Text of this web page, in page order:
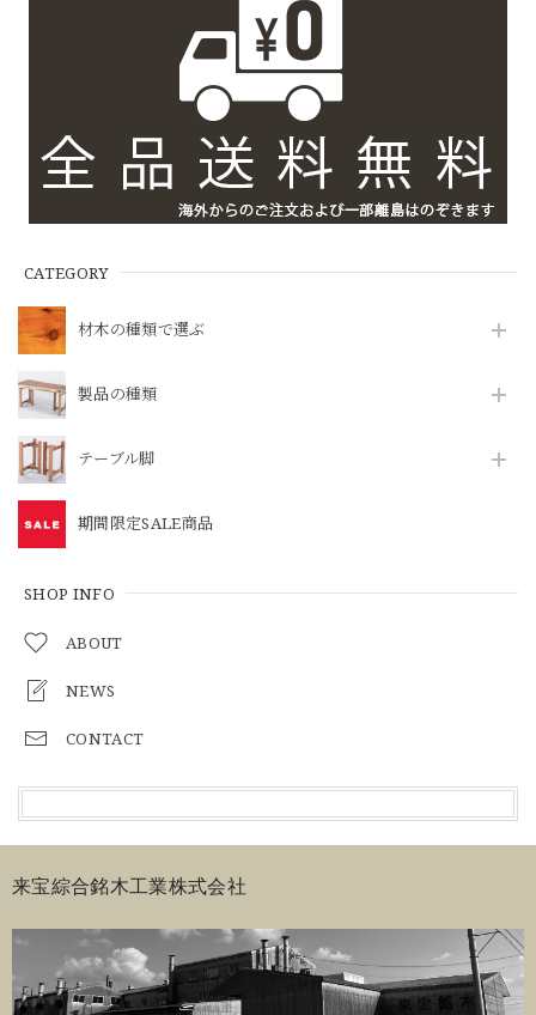
CATEGORY
材木の種類で選ぶ
製品の種類
テーブル脚
期間限定SALE商品
SHOP INFO
ABOUT
NEWS
CONTACT
来宝綜合銘木工業株式会社